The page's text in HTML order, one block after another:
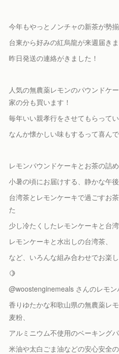
今年もやっとノンチャの新茶が勢
台東から好みの紅烏龍が来週届き
昨日発送の連絡がきました！
人気の無農薬レモンのパウンドケ
家の分も買います！
毎年いい親孝行をさせてもらって
なんか懐かしい味もするって喜ん
レモンパウンドケーキとお茶の詰
小暑の頃にお届けする、静かな午
台湾茶とレモンケーキで過ごすお
た
少し冷たくしたレモンケーキと台湾
レモンケーキと水出しの台湾茶、
など、いろんな組み合わせでお楽し
🍋
@woostenginemeals さんのレモ
香りゆたかな和歌山県の無農薬レ
麦粉、
アルミニウム不使用のベーキングパ
米油や太白ごま油などの安心安全の